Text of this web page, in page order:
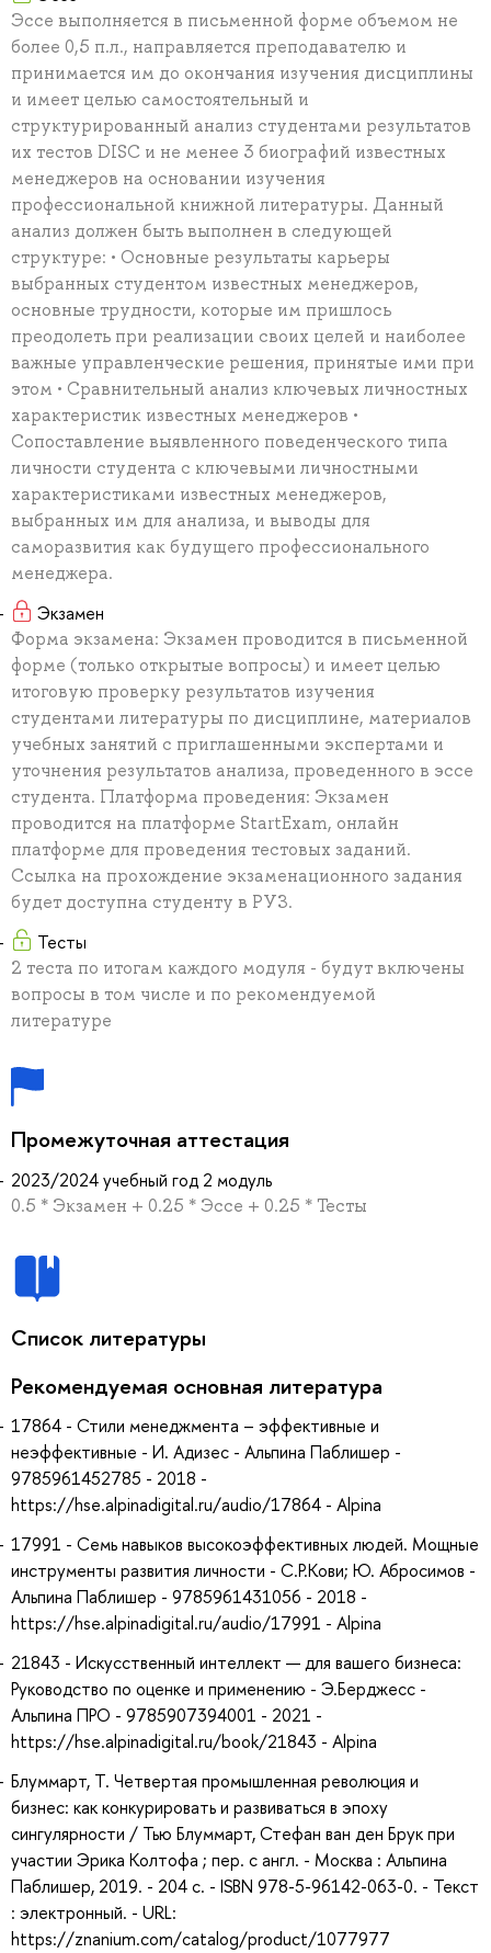
Эссе выполняется в письменной форме объемом не
более 0,5 п.л., направляется преподавателю и
принимается им до окончания изучения дисциплины
и имеет целью самостоятельный и
структурированный анализ студентами результатов
их тестов DISC и не менее 3 биографий известных
менеджеров на основании изучения
профессиональной книжной литературы. Данный
анализ должен быть выполнен в следующей
структуре: • Основные результаты карьеры
выбранных студентом известных менеджеров,
основные трудности, которые им пришлось
преодолеть при реализации своих целей и наиболее
важные управленческие решения, принятые ими при
этом • Сравнительный анализ ключевых личностных
характеристик известных менеджеров •
Сопоставление выявленного поведенческого типа
личности студента с ключевыми личностными
характеристиками известных менеджеров,
выбранных им для анализа, и выводы для
саморазвития как будущего профессионального
менеджера.
Экзамен
Форма экзамена: Экзамен проводится в письменной
форме (только открытые вопросы) и имеет целью
итоговую проверку результатов изучения
студентами литературы по дисциплине, материалов
учебных занятий с приглашенными экспертами и
уточнения результатов анализа, проведенного в эссе
студента. Платформа проведения: Экзамен
проводится на платформе StartExam, онлайн
платформе для проведения тестовых заданий.
Ссылка на прохождение экзаменационного задания
будет доступна студенту в РУЗ.
Тесты
2 теста по итогам каждого модуля - будут включены
вопросы в том числе и по рекомендуемой
литературе
Промежуточная аттестация
2023/2024 учебный год 2 модуль
0.5 * Экзамен + 0.25 * Эссе + 0.25 * Тесты
Список литературы
Рекомендуемая основная литература
17864 - Стили менеджмента – эффективные и
неэффективные - И. Адизес - Альпина Паблишер -
9785961452785 - 2018 -
https://hse.alpinadigital.ru/audio/17864 - Alpina
17991 - Семь навыков высокоэффективных людей. Мощные
инструменты развития личности - С.Р.Кови; Ю. Абросимов -
Альпина Паблишер - 9785961431056 - 2018 -
https://hse.alpinadigital.ru/audio/17991 - Alpina
21843 - Искусственный интеллект — для вашего бизнеса:
Руководство по оценке и применению - Э.Берджесс -
Альпина ПРО - 9785907394001 - 2021 -
https://hse.alpinadigital.ru/book/21843 - Alpina
Блуммарт, Т. Четвертая промышленная революция и
бизнес: как конкурировать и развиваться в эпоху
сингулярности / Тью Блуммарт, Стефан ван ден Брук при
участии Эрика Колтофа ; пер. с англ. - Москва : Альпина
Паблишер, 2019. - 204 с. - ISBN 978-5-96142-063-0. - Текст
: электронный. - URL:
https://znanium.com/catalog/product/1077977